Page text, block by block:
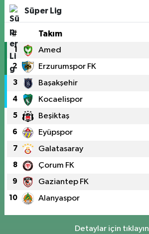
Süper Lig
# Takım
1 Amed
2 Erzurumspor FK
3 Başakşehir
4 Kocaelispor
5 Beşiktaş
6 Eyüpspor
7 Galatasaray
8 Çorum FK
9 Gaziantep FK
10 Alanyaspor
Detaylar için tıklayın